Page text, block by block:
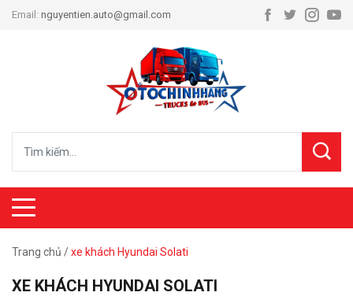
Email: nguyentien.auto@gmail.com
Trang chủ /xe khách Hyundai Solati
XE KHÁCH HYUNDAI SOLATI